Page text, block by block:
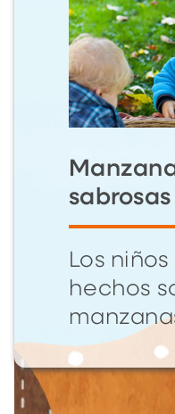
sabrosas
Los
hechos